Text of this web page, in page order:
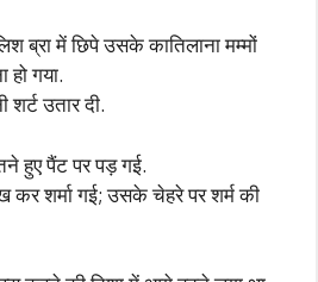
ब्रा में छिपे उसके कातिलाना मम्मों
गया.
उतार दी.
हुए पैंट पर पड़ गई.
शर्मा गई; उसके चेहरे पर शर्म की